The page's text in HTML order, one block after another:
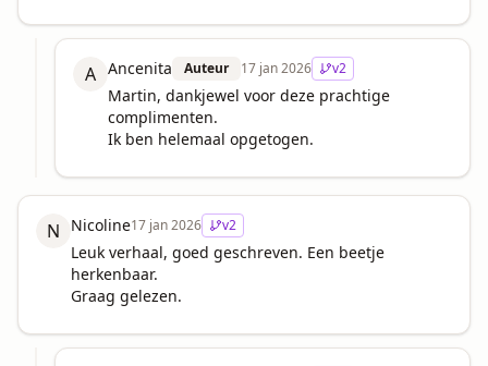
A Ancenita Auteur 17 jan 2026 v2
Martin, dankjewel voor deze prachtige
complimenten.
Ik ben helemaal opgetogen.
N Nicoline17 jan 2026 v2
Leuk verhaal, goed geschreven. Een beetje
herkenbaar.
Graag gelezen.